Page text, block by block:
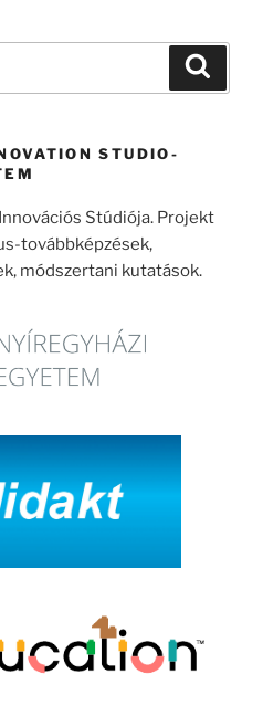
STUDIO-
Stúdiója. Projekt
továbbképzések,
módszertani kutatások.